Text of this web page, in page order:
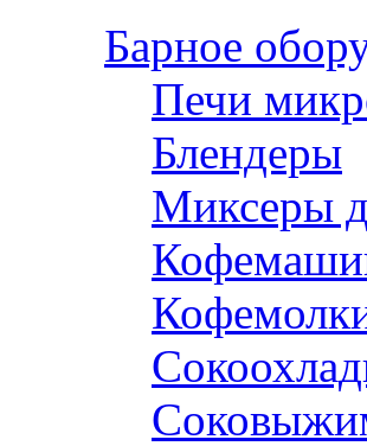
Барное
Печи
Блендеры
Миксеры